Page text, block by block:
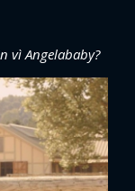
vì Angelababy?